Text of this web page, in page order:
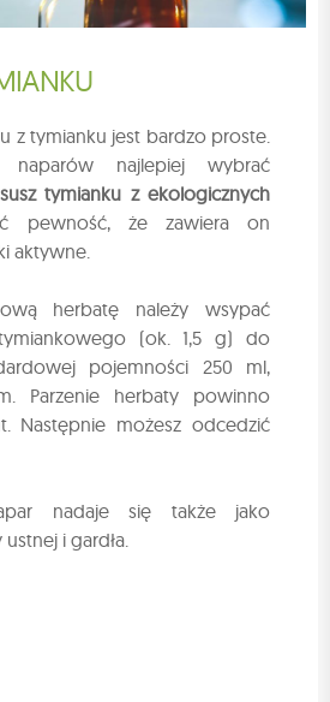
z tymianku jest bardzo proste.
naparów najlepiej wybrać
tymianku z ekologicznych
pewność, że zawiera on
aktywne.
herbatę należy wsypać
(ok. 1,5 g) do
pojemności 250 ml,
Parzenie herbaty powinno
Następnie możesz odcedzić
nadaje się także jako
i gardła.